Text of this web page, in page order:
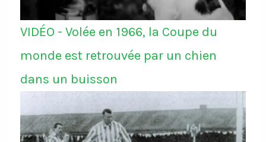
VIDÉO - Volée en 1966, la Coupe du
monde est retrouvée par un chien
dans un buisson